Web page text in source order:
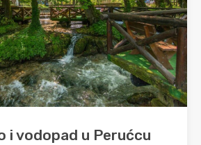
i vodopad u Perućcu